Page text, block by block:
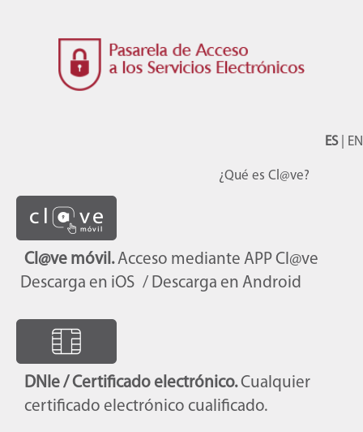
ES| EN
¿Qué es Cl@ve?
Cl@ve móvil.Acceso mediante APP Cl@ve
Descarga en iOS / Descarga en Android
DNIe / Certificado electrónico.Cualquier
certificado electrónico cualificado.